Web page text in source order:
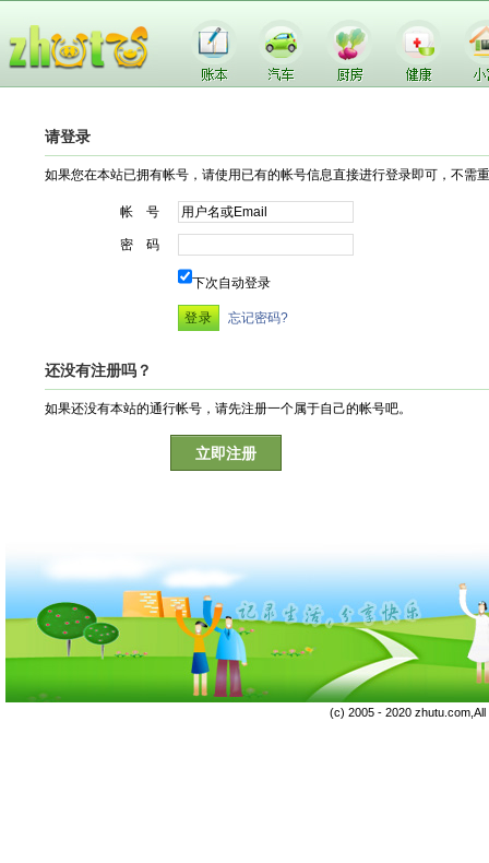
请登录
如果您在本站已拥有帐号，请使用已有的帐号信息直接进行登录即可，不需
帐 号
密 码
下次自动登录
忘记密码?
还没有注册吗？
如果还没有本站的通行帐号，请先注册一个属于自己的帐号吧。
立即注册
(c) 2005 - 2020